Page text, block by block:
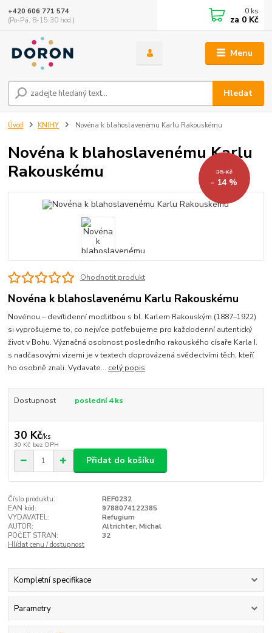
Menu
Hledat
+420 606 771 574
(Po-Pá, 8-15:30 hod.)
0 ks
za 0 Kč
Úvod KNIHY Novéna k blahoslavenému Karlu Rakouskému
Novéna k blahoslavenému Karlu
Rakouskému
35 Kč
- 14 %
Ohodnotit produkt
Novéna k blahoslavenému Karlu Rakouskému
Novénou – devítidenní modlitbou s bl. Karlem Rakouským (1887–1922)
si vyprošujeme to, co nejvíce potřebujeme pro každodenní autentický
život v Bohu. Význačná osobnost posledního rakouského císaře Karla I.
s nadčasovými vizemi je v textech doprovázená svědectvími těch, kteří
ho osobně znali. Vydavate... celý popis
Dostupnost poslední 4 ks
30 Kč/ks
30 Kč bez DPH
Přidat do košíku
Číslo produktu:
REF0232
EAN kód:
9788074122385
VYDAVATEL:
Refugium
AUTOR:
Altrichter, Michal
POČET STRAN:
32
Hlídat cenu / dostupnost
Kompletní specifikace
Parametry